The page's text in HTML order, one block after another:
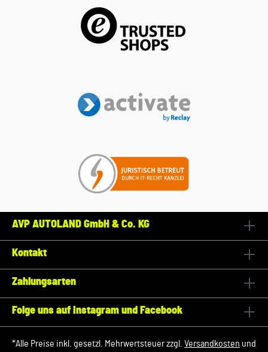
AVP AUTOLAND GmbH & Co. KG
Kontakt
Zahlungsarten
Folge uns auf Instagram und Facebook
*Alle Preise inkl. gesetzl. Mehrwertsteuer zzgl. Versandkosten und